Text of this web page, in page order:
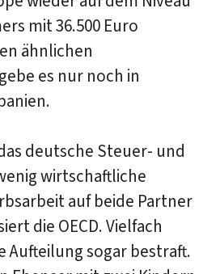
mit 36.500 Euro
ähnlichen
es nur noch in
deutsche Steuer- und
wirtschaftliche
auf beide Partner
die OECD. Vielfach
Aufteilung sogar bestraft.